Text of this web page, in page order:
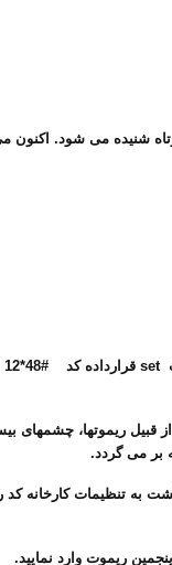
الی 10 ثانیه صدای آلارم شنیده شده سپس یک بیب
قبیل ریموتها، چشمهای
به تنظیمات کارخانه